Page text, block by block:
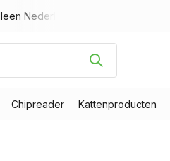
Nederland)
Chipreader Kattenproducten